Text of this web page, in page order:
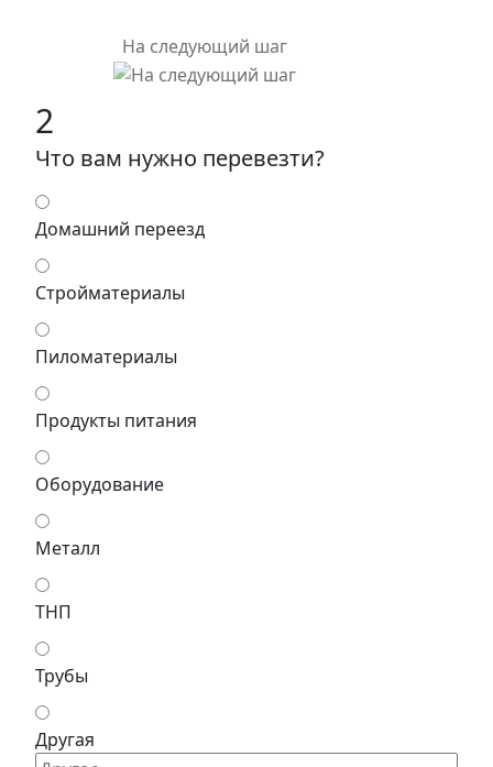
На следующий шаг
2
Что вам нужно перевезти?
Домашний переезд
Стройматериалы
Пиломатериалы
Продукты питания
Оборудование
Металл
ТНП
Трубы
Другая